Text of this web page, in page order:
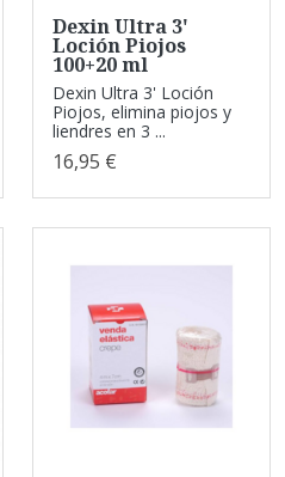
Dexin Ultra 3'
Loción Piojos
100+20 ml
Dexin Ultra 3' Loción
Piojos, elimina piojos y
liendres en 3 ...
16,95 €